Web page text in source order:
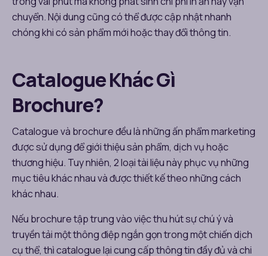
chuyển. Nội dung cũng có thể được cập nhật nhanh
chóng khi có sản phẩm mới hoặc thay đổi thông tin.
Catalogue Khác Gì
Brochure?
Catalogue và brochure đều là những ấn phẩm marketing
được sử dụng để giới thiệu sản phẩm, dịch vụ hoặc
thương hiệu. Tuy nhiên, 2 loại tài liệu này phục vụ những
mục tiêu khác nhau và được thiết kế theo những cách
khác nhau.
Nếu brochure tập trung vào việc thu hút sự chú ý và
truyền tải một thông điệp ngắn gọn trong một chiến dịch
cụ thể, thì catalogue lại cung cấp thông tin đầy đủ và chi